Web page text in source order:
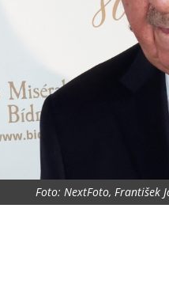
Foto: NextFoto, František